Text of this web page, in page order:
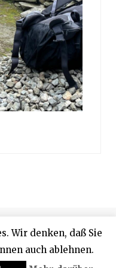
Proffen
Wir denken, daß Sie
auch ablehnen.